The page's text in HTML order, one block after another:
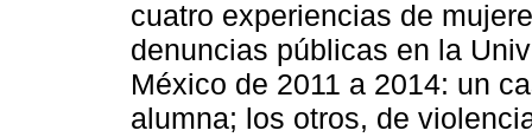
cuatro experiencias de
denuncias públicas en la
México de 2011 a 2014: un
alumna; los otros, de